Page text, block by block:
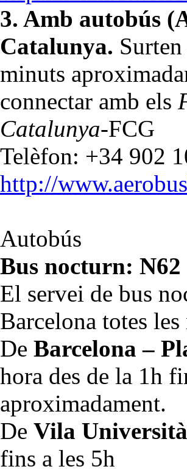
3. Amb autobús
Catalunya.
minuts
connectar amb els
Catalunya-FCG
Telèfon: +34 902
http://
Autobús
Bus nocturn: N62
El servei de bus
Barcelona totes
De Barcelona –
hora des de la 1h
aproximadament.
De Vila
fins a les 5h